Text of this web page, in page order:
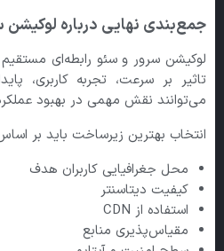
جمع‌بندی نهایی درباره لوکیشن
لوکیشن سرور و سئو رابطه‌ای
تاثیر بر سرعت، تجربه کاربری،
می‌توانند نقش مهمی در بهبود
انتخاب بهترین زیرساخت باید بر
محل جغرافیایی کاربران هدف
کیفیت دیتاسنتر
استفاده از CDN
مقیاس‌پذیری منابع